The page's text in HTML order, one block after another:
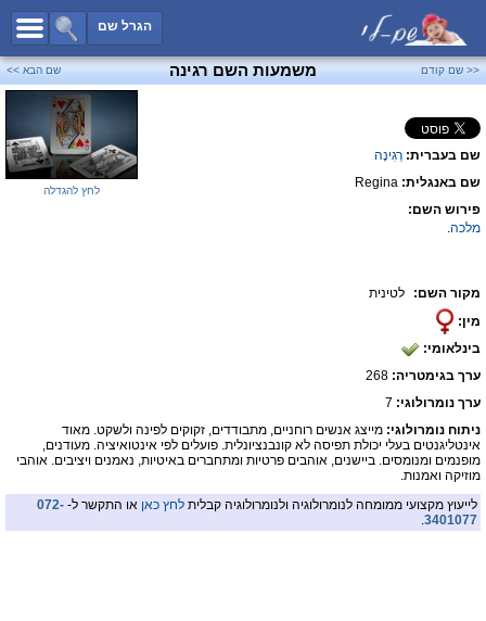
הגרל שם
כל השמות
שמות לבנים
שמות לבנות
שמות משותפים
שמות נפוצים
<< שם קודם משמעות השם רגינה שם הבא >>
שם בעברית: רְגִינָה
שם באנגלית: Regina
פירוש השם:
מלכה.
מקור השם:
לטינית
מין:
בינלאומי:
ערך בגימטריה:
ערך נומרולוגי: 7
לחץ להגדלה
ניתוח נומרולוגי: מייצג אנשים רוחניים, מתבודדים, זקוקים לפינה ולשקט. מאוד
אינטליגנטים בעלי יכולת תפיסה לא קונבנציונלית. פועלים לפי אינטואיציה. מעודנים,
מופנמים ומנומסים. ביישנים, אוהבים פרטיות ומתחברים באיטיות, נאמנים ויציבים. אוהבי
מוזיקה ואמנות.
לייעוץ מקצועי ממומחה לנומרולוגיה ולנומרולוגיה קבלית לחץ כאן או התקשר ל- 072-
3401077
.